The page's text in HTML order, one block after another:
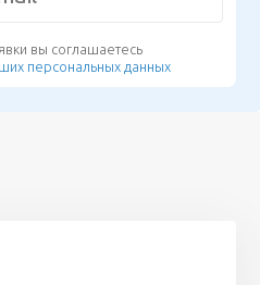
вы соглашаетесь
персональных данных